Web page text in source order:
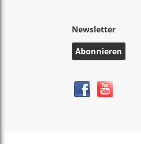
Newsletter
Abonnieren